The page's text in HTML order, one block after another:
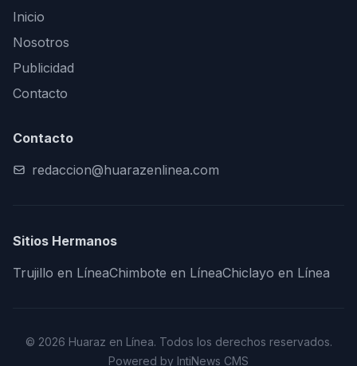
Inicio
Nosotros
Publicidad
Contacto
Contacto
redaccion@huarazenlinea.com
Sitios Hermanos
Trujillo en LíneaChimbote en LíneaChiclayo en Línea
© 2026 Huaraz en Línea. Todos los derechos reservados.
Powered by IntiNews CMS